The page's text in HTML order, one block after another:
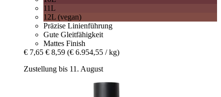
11L
12L (vegan)
Präzise Linienführung
Gute Gleitfähigkeit
Mattes Finish
€ 7,65 € 8,59 (€ 6.954,55 / kg)
Zustellung bis 11. August